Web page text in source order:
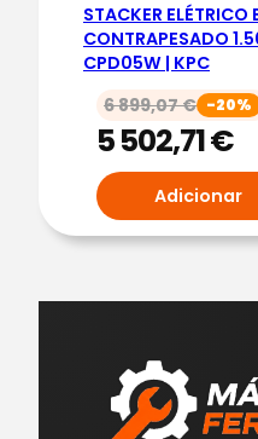
STACKER ELÉTRICO
CONTRAPESADO
CPD05W | KPC
6 899,07€ -20%
5 502,71€
Adicionar